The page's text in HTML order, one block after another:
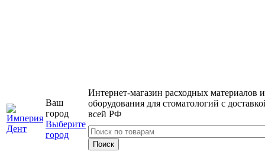
Ваш
город
Выберите
город
Интернет-магазин расходных материалов и
оборудования для стоматологий с
всей РФ